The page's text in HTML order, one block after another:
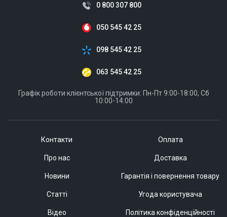
Контакти
Про нас
Новини
Статті
Відео
Оплата
Доставка
Гарантія і повернення товару
Угода користувача
Політика конфіденційності
0 800 307 800
050 545 42 25
098 545 42 25
063 545 42 25
Графік роботи клієнтської підтримки: Пн-Пт 9:00-18:00, Сб
10:00-14:00